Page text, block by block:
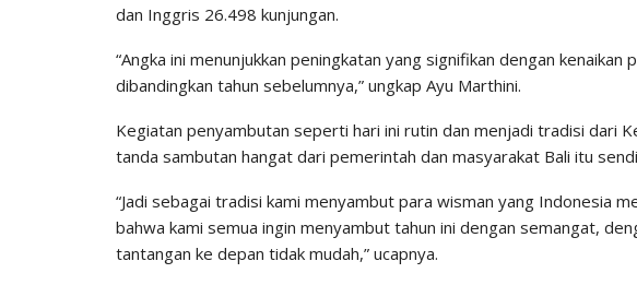
dan Inggris 26.498 kunjungan.
“Angka ini menunjukkan peningkatan yang signifikan dengan
dibandingkan tahun sebelumnya,” ungkap Ayu Marthini.
Kegiatan penyambutan seperti hari ini rutin dan menjadi tradisi dari
tanda sambutan hangat dari pemerintah dan masyarakat Bali itu
“Jadi sebagai tradisi kami menyambut para wisman yang Indonesia
bahwa kami semua ingin menyambut tahun ini dengan semangat,
tantangan ke depan tidak mudah,” ucapnya.